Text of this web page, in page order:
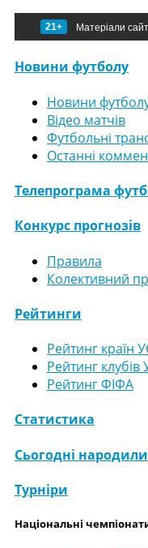
21+ Матеріали
Новини футболу
Новини
Відео матчів
Футбольні
Останні
Телепрограма
Конкурс прогнозів
Правила
Колективний
Рейтинги
Рейтинг країн
Рейтинг
Рейтинг ФІФА
Статистика
Сьогодні
Турніри
Національні